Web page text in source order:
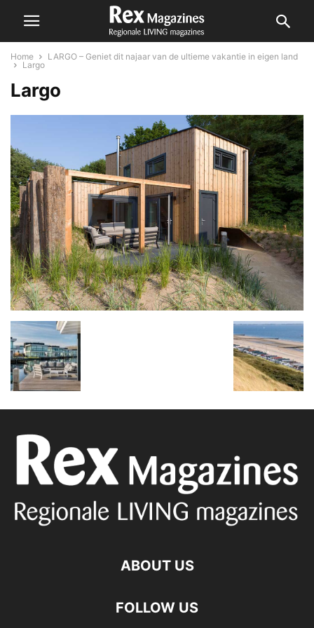
Home
LARGO – Geniet dit najaar van de ultieme vakantie in eigen land
Largo
Largo
ABOUT US
FOLLOW US